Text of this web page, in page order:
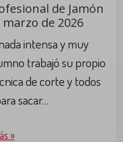
de Jamón
de 2026
intensa y muy
trabajó su propio
de corte y todos
sacar…
»